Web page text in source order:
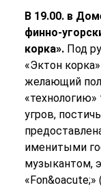
В 19.00. в
финно-
корка».Под
«Эктон
желающий
угров,
именитыми
музыкантом,